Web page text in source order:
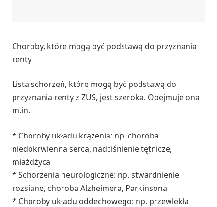
Choroby, które mogą być podstawą do przyznania
renty
Lista schorzeń, które mogą być podstawą do
przyznania renty z ZUS, jest szeroka. Obejmuje ona
m.in.:
* Choroby układu krążenia: np. choroba
niedokrwienna serca, nadciśnienie tętnicze,
miażdżyca
* Schorzenia neurologiczne: np. stwardnienie
rozsiane, choroba Alzheimera, Parkinsona
* Choroby układu oddechowego: np. przewlekła